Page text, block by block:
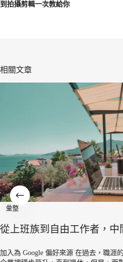
到拍攝剪輯一次教給你
相關文章
彙整
從上班族到自由工作者，中
加入為 Google 偏好來源 在過去，職涯